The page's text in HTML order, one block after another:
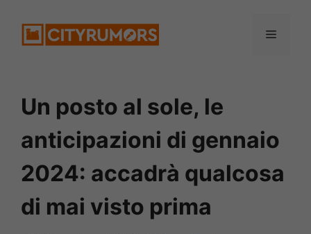
Menu
Un posto al sole, le
anticipazioni di gennaio
2024: accadrà qualcosa
di mai visto prima